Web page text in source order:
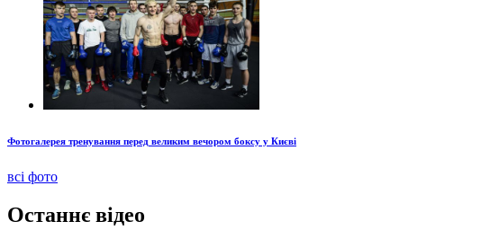
Фотогалерея тренування перед великим вечором боксу у Києві
всі фото
Останнє відео